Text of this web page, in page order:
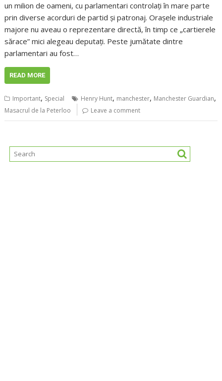
un milion de oameni, cu parlamentari controlați în mare parte
prin diverse acorduri de partid și patronaj. Orașele industriale
majore nu aveau o reprezentare directă, în timp ce „cartierele
sărace” mici alegeau deputați. Peste jumătate dintre
parlamentari au fost…
READ MORE
Important, Special Henry Hunt, manchester, Manchester Guardian,
Masacrul de la Peterloo Leave a comment